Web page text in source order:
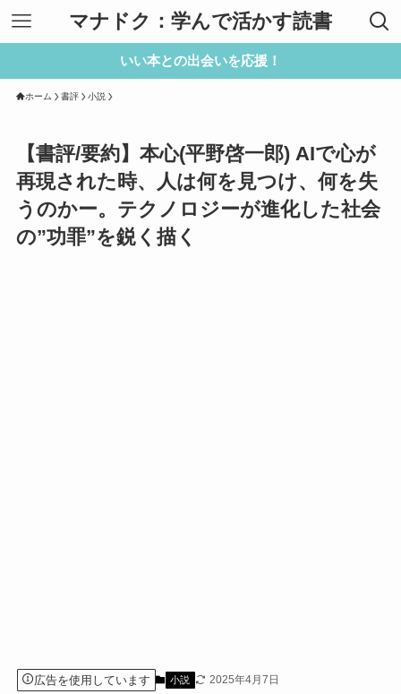
マナドク：学んで活かす読書
いい本との出会いを応援！
ホーム 書評 小説
【書評/要約】本心(平野啓一郎) AIで心が
再現された時、人は何を見つけ、何を失
うのかー。テクノロジーが進化した社会
の”功罪”を鋭く描く
広告を使用しています 小説 2025年4月7日